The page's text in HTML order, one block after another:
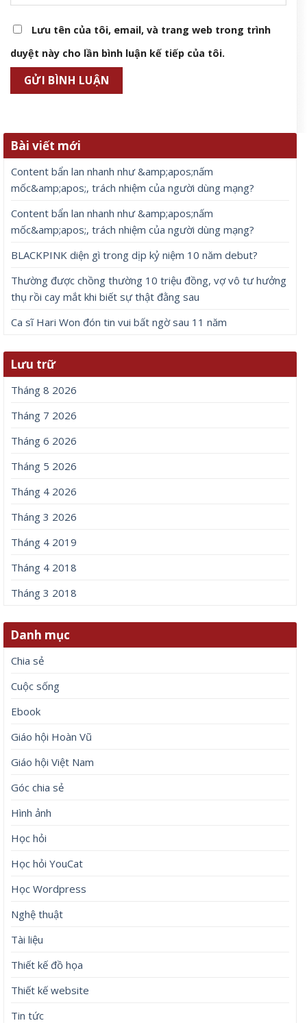
Lưu tên của tôi, email, và trang web trong trình
duyệt này cho lần bình luận kế tiếp của tôi.
Bài viết mới
Content bẩn lan nhanh như &amp;apos;nấm
mốc&amp;apos;, trách nhiệm của người dùng mạng?
Content bẩn lan nhanh như &amp;apos;nấm
mốc&amp;apos;, trách nhiệm của người dùng mạng?
BLACKPINK diện gì trong dịp kỷ niệm 10 năm debut?
Thường được chồng thường 10 triệu đồng, vợ vô tư hưởng
thụ rồi cay mắt khi biết sự thật đằng sau
Ca sĩ Hari Won đón tin vui bất ngờ sau 11 năm
Lưu trữ
Tháng 8 2026
Tháng 7 2026
Tháng 6 2026
Tháng 5 2026
Tháng 4 2026
Tháng 3 2026
Tháng 4 2019
Tháng 4 2018
Tháng 3 2018
Danh mục
Chia sẻ
Cuộc sống
Ebook
Giáo hội Hoàn Vũ
Giáo hội Việt Nam
Góc chia sẻ
Hình ảnh
Học hỏi
Học hỏi YouCat
Học Wordpress
Nghệ thuật
Tài liệu
Thiết kế đồ họa
Thiết kế website
Tin tức